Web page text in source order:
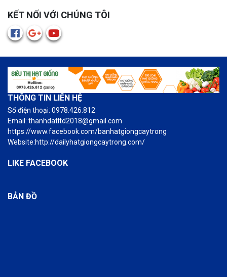
KẾT NỐI VỚI CHÚNG TÔI
THÔNG TIN LIÊN HỆ
Số điện thoại: 0978.426.812
Email: thanhdatltd2018@gmail.com
https://www.facebook.com/banhatgiongcaytrong
Website:http://dailyhatgiongcaytrong.com/
LIKE FACEBOOK
BẢN ĐỒ